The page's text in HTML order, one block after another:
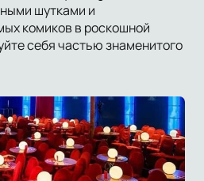
шутками и
комиков в роскошной
себя частью знаменитого